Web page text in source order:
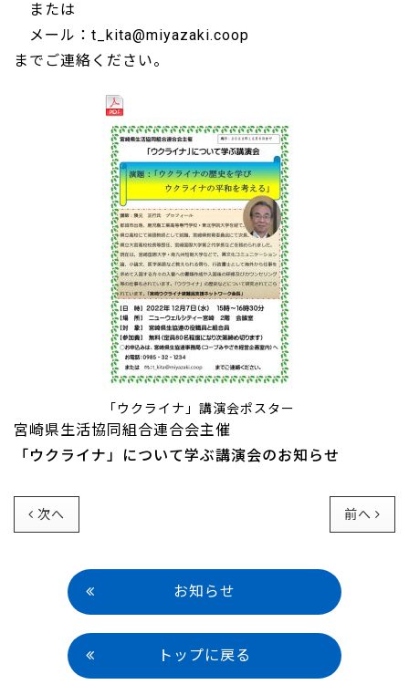
または
メール：t_kita@miyazaki.coop
までご連絡ください。
「ウクライナ」講演会ポスター
宮崎県生活協同組合連合会主催
「ウクライナ」について学ぶ講演会のお知らせ
次へ 前へ
お知らせ
トップに戻る